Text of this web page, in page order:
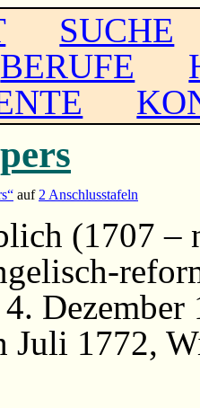
SUCHE
BERUFE
auf 2 Anschlusstafeln
(1707 –
4.
Juli 1772,